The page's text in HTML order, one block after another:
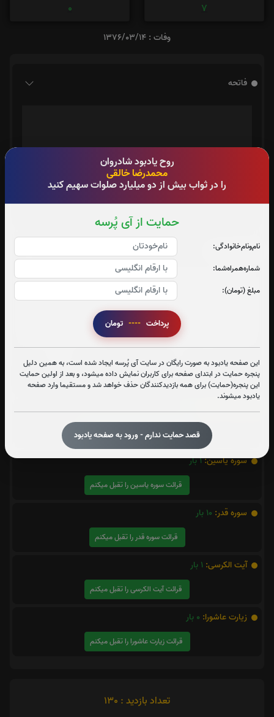
روح یادبود شادروان
محمدرضا خالقی
را در ثواب بیش از دو میلیارد صلوات سهیم کنید
حمایت از آی پُرسه
نام‌و‌نام‌خانوادگی:
شماره‌همراه‌شما:
مبلغ (تومان):
پرداخت ----
این صفحه یادبود به صورت رایگان در سایت آی پُرسه ایجاد شده است، به همین دلیل
پنجره حمایت در ابتدای صفحه برای کاربران نمایش داده میشود، و بعد از اولین حمایت
این پنجره(حمایت) برای همه بازدیدکنندگان حذف خواهد شد و مستقیما وارد صفحه
یادبود میشوند.
قصد حمایت ندارم - ورود به صفحه یادبود
7
0
وفات : 1376/03/14
فاتحه
فاتحه کبیره
سوره الرحمن:0بار
قرائت سوره الرحمن را تقبل میکنم
سوره یاسین:1بار
قرائت سوره یاسین را تقبل میکنم
سوره قدر: 10 بار
قرائت سوره قدر را تقبل میکنم
آیت الکرسی: 1 بار
قرائت آیت الکرسی را تقبل میکنم
زیارت عاشورا: 0 بار
قرائت زیارت عاشورا را تقبل میکنم
تعداد بازدید : 130